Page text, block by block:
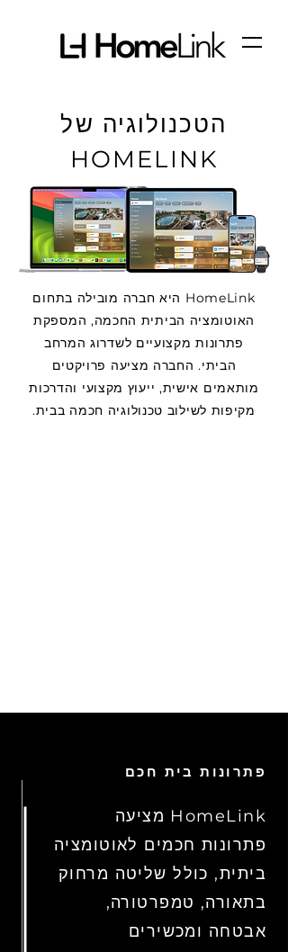
הטכנולוגיה של
HOMELINK
HomeLink היא חברה מובילה בתחום
האוטומציה הביתית החכמה, המספקת
פתרונות מקצועיים לשדרוג המרחב
הביתי. החברה מציעה פרויקטים
מותאמים אישית, ייעוץ מקצועי והדרכות
מקיפות לשילוב טכנולוגיה חכמה בבית.
פתרונות בית חכם
HomeLink מציעה
פתרונות חכמים לאוטומציה
ביתית, כולל שליטה מרחוק
בתאורה, טמפרטורה,
אבטחה ומכשירים